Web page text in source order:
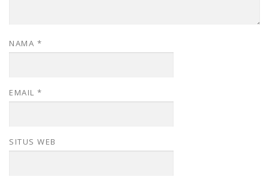
NAMA *
EMAIL *
SITUS WEB